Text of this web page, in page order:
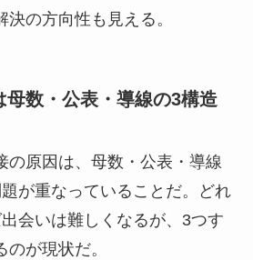
の方向性も見える。
母数・公表・導線の3構造
の原因は、母数・公表・導線
が重なっていることだ。どれ
会いは難しくなるが、3つす
が現状だ。